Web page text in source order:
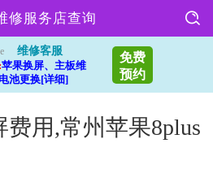
修服务店查询
维修客服
苹果换屏、主板维
池更换[详细]
免费
预约
用,常州苹果8plus